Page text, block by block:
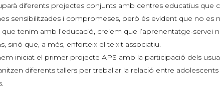
diferents projectes conjunts amb centres educatius
sensibilitzades i compromeses, però és evident que no es
tenim amb l’educació, creiem que l’aprenentatge-servei
sinó que, a més, enforteix el teixit associatiu.
iniciat el primer projecte APS amb la participació dels
diferents tallers per treballar la relació entre